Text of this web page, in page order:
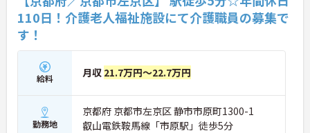
110日！介護老人福祉施設にて介護職員の募集で
す！
給料 月収 21.7万円～22.7万円
勤務地
京都府 京都市左京区 静市市原町1300-1
叡山電鉄鞍馬線「市原駅」徒歩5分